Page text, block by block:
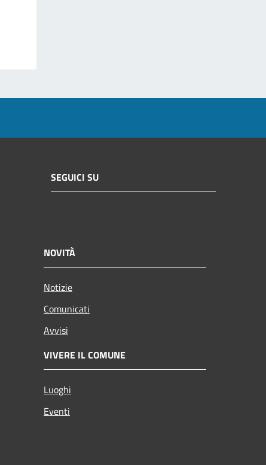
SEGUICI SU
NOVITÀ
Notizie
Comunicati
Avvisi
VIVERE IL COMUNE
Luoghi
Eventi